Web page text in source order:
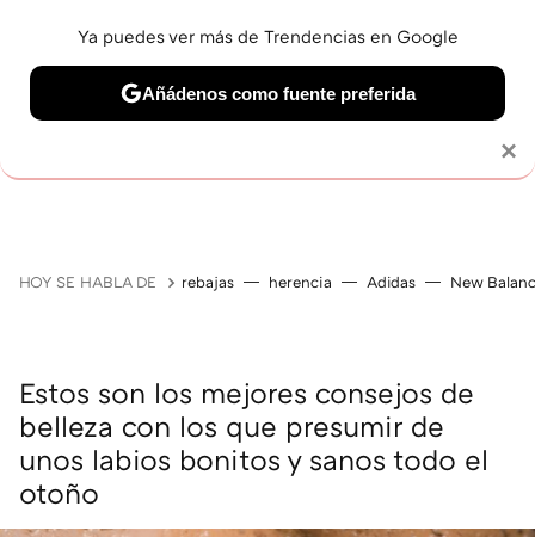
HOY SE HABLA DE rebajas herencia Adidas New
Estos son los mejores consejos de
belleza con los que presumir de
unos labios bonitos y sanos todo el
otoño
×
Ya puedes ver más de Trendencias en Google
Añádenos como fuente preferida